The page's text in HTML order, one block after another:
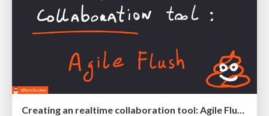
Creating an realtime collaboration tool: Agile Flush - .NET Oxford